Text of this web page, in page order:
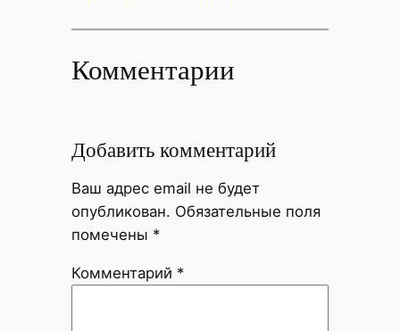
Комментарии
Добавить комментарий
Ваш адрес email не будет
опубликован. Обязательные поля
помечены *
Комментарий *